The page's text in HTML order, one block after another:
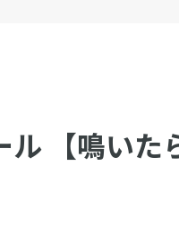
【鳴いた